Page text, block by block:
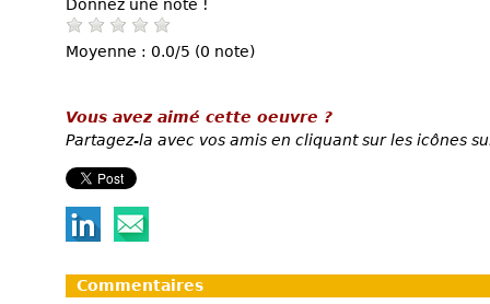
Donnez une note !
Moyenne : 0.0/5 (0 note)
Vous avez aimé cette oeuvre ?
Partagez-la avec vos amis en cliquant sur les icônes
Commentaires